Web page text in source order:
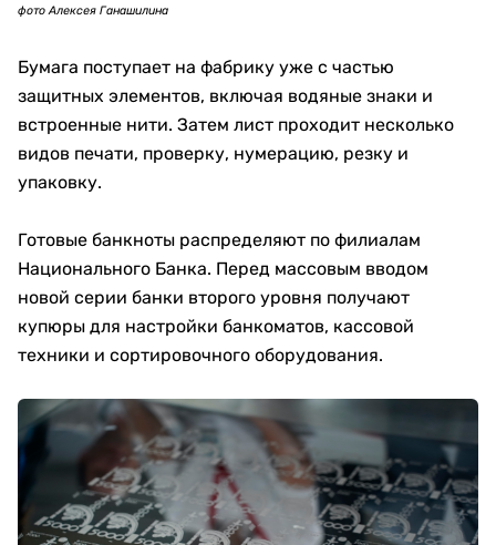
фото Алексея Ганашилина
Бумага поступает на фабрику уже с частью
защитных элементов, включая водяные знаки и
встроенные нити. Затем лист проходит несколько
видов печати, проверку, нумерацию, резку и
упаковку.
Готовые банкноты распределяют по филиалам
Национального Банка. Перед массовым вводом
новой серии банки второго уровня получают
купюры для настройки банкоматов, кассовой
техники и сортировочного оборудования.